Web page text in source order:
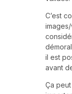
C’est
il est
avant
Ça